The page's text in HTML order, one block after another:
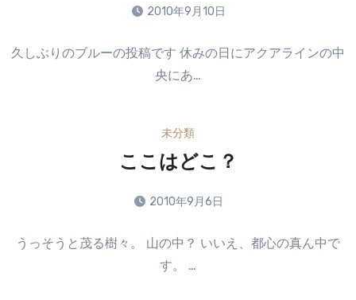
ま
ん
2010年9月10日
メ
ン
ま
だ
あ
ん
久しぶりのブルーの投稿です 休みの日にアクアラインの中
央にあ…
未分類
ここはどこ？
2010年9月6日
メ
うっそうと茂る樹々。 山の中？ いいえ、都心の真ん中で
す。 …